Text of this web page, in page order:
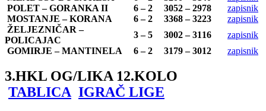
POLET – GORANKA II
6 – 2 3052 – 2978
zapisnik
MOSTANJE – KORANA
6 – 2 3368 – 3223
zapisnik
ŽELJEZNIČAR –
POLICAJAC
3 – 5 3002 – 3116
zapisnik
GOMIRJE – MANTINELA
6 – 2 3179 – 3012 zapisnik
3.HKL OG/LIKA 12.KOLO
TABLICA IGRAČ LIGE